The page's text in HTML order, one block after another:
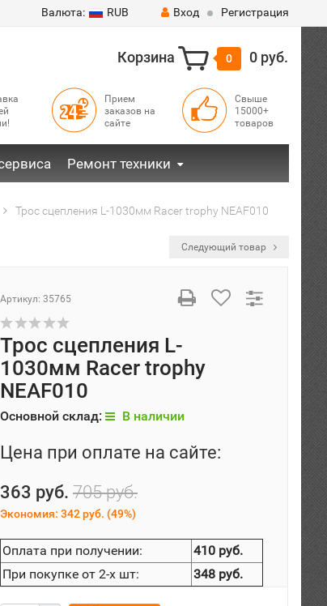
Валюта: RUB Вход Регистрация
Корзина 0 0 руб.
Прием
заказов на
сайте
Свыше
15000+
товаров
Ремонт техники
Трос сцепления L-1030мм Racer trophy NEAF010
Следующий товар
Артикул: 35765
Трос сцепления L-
1030мм Racer trophy
NEAF010
Основной склад: В наличии
Цена при оплате на сайте:
363 руб. 705 руб.
Экономия: 342 руб. (49%)
Оплата при получении:
410 руб.
При покупке от 2-х шт:
348 руб.